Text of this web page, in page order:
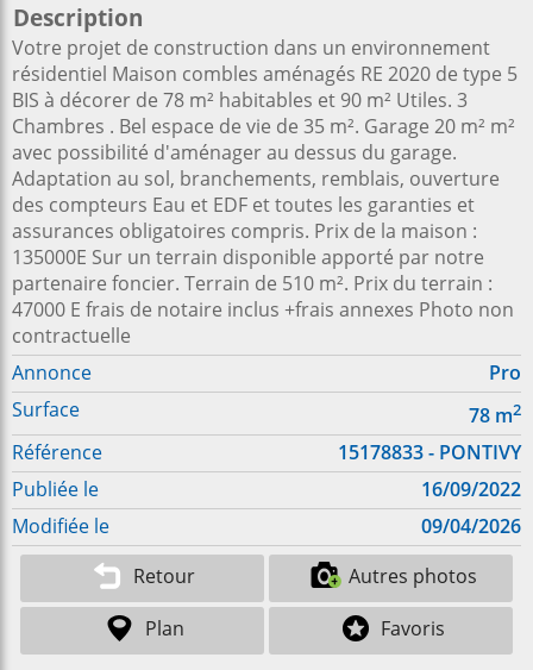
Description
Votre projet de construction dans un environnement
résidentiel Maison combles aménagés RE 2020 de type 5
BIS à décorer de 78 m² habitables et 90 m² Utiles. 3
Chambres . Bel espace de vie de 35 m². Garage 20 m² m²
avec possibilité d'aménager au dessus du garage.
Adaptation au sol, branchements, remblais, ouverture
des compteurs Eau et EDF et toutes les garanties et
assurances obligatoires compris. Prix de la maison :
135000E Sur un terrain disponible apporté par notre
partenaire foncier. Terrain de 510 m². Prix du terrain :
47000 E frais de notaire inclus +frais annexes Photo non
contractuelle
Annonce
Pro
Surface
78 m2
Référence
15178833 - PONTIVY
Publiée le
16/09/2022
Modifiée le
09/04/2026
Retour
Autres photos
Plan
Favoris